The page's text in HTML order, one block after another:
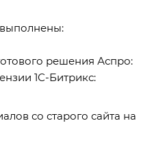
решения Аспро:
1С-Битрикс:
со старого сайта на